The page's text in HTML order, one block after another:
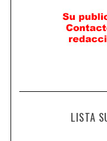
LISTA